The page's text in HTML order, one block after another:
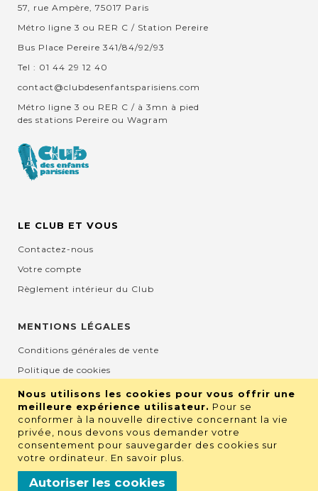
Nous utilisons les cookies pour vous offrir une
meilleure expérience utilisateur. Pour se
conformer à la nouvelle directive concernant la vie
privée, nous devons vous demander votre
consentement pour sauvegarder des cookies sur
votre ordinateur. En savoir plus
Autoriser les cookies
57, rue Ampère, 75017 Paris
Métro ligne 3 ou RER C / Station Pereire
Bus Place Pereire 341/84/92/93
Tel : 01 44 29 12 40
contact@clubdesenfantsparisiens.com
Métro ligne 3 ou RER C / à 3mn à pied
des stations Pereire ou Wagram
LE CLUB ET VOUS
Contactez-nous
Votre compte
Règlement intérieur du Club
MENTIONS LÉGALES
Conditions générales de vente
Politique de cookies
Mentions légales et CGU
Protection de la vie privée
RETROUVEZ NOUS SUR LES RÉSEAUX